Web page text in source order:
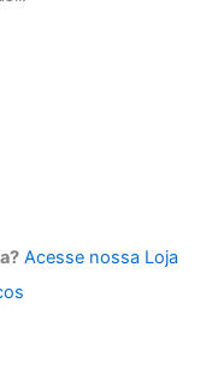
Acesse nossa Loja